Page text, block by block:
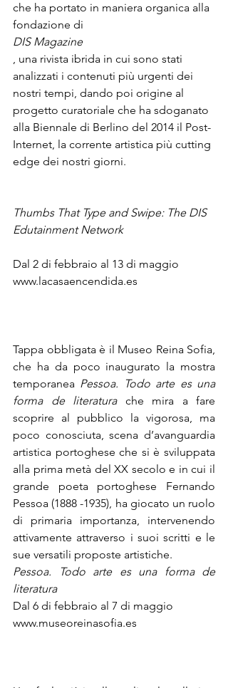
che ha portato in maniera organica alla
fondazione di
DIS Magazine
, una rivista ibrida in cui sono stati
analizzati i contenuti più urgenti dei
nostri tempi, dando poi origine al
progetto curatoriale che ha sdoganato
alla Biennale di Berlino del 2014 il Post-
Internet, la corrente artistica più cutting
edge dei nostri giorni.
Thumbs That Type and Swipe: The DIS
Dal 2 di febbraio al 13 di maggio
www.lacasaencendida.es
Tappa obbligata è il Museo Reina Sofia,
che ha da poco inaugurato la mostra
temporanea Pessoa. Todo arte es una
forma de literatura che mira a fare
scoprire al pubblico la vigorosa, ma
poco conosciuta, scena d’avanguardia
artistica portoghese che si è sviluppata
alla prima metà del XX secolo e in cui il
grande poeta portoghese Fernando
Pessoa (1888 -1935), ha giocato un ruolo
di primaria importanza, intervenendo
attivamente attraverso i suoi scritti e le
sue versatili proposte artistiche.
Pessoa. Todo arte es una forma de
Dal 6 di febbraio al 7 di maggio
www.museoreinasofia.es